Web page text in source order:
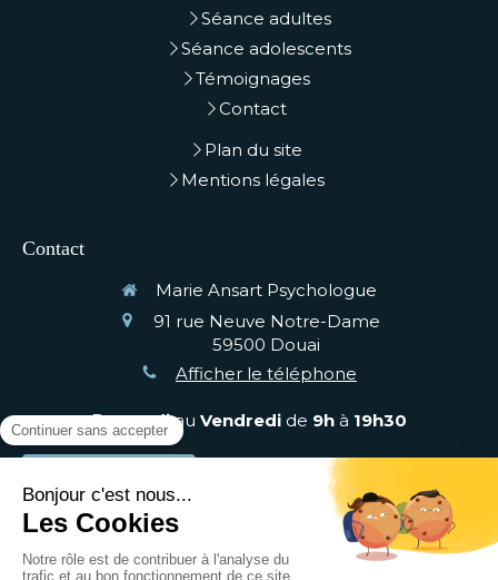
Séance adultes
Séance adolescents
Témoignages
Contact
Plan du site
Mentions légales
Contact
Marie Ansart Psychologue
91 rue Neuve Notre-Dame
59500 Douai
Afficher le téléphone
DuLundiau Vendredi de 9h à 19h30